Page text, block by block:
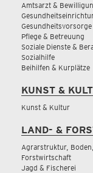
Amtsarzt &
Pflege & Betreuung
Soziale Dienste &
Sozialhilfe
Beihilfen & Kurplätze
KUNST &
Kunst & Kultur
LAND- &
Agrarstruktur,
Forstwirtschaft
Jagd & Fischerei